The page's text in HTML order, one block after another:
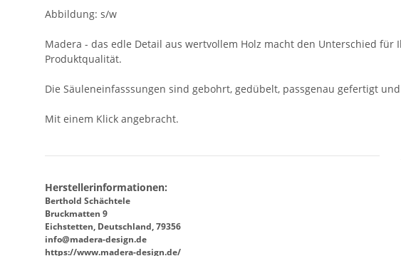
Abbildung: s/w
Madera - das edle Detail aus wertvollem Holz macht den Unterschied
Produktqualität.
Die Säuleneinfasssungen sind gebohrt, gedübelt, passgenau gefertigt
Mit einem Klick angebracht.
Herstellerinformationen:
Berthold Schächtele
Bruckmatten 9
Eichstetten, Deutschland, 79356
info@madera-design.de
https://www.madera-design.de/